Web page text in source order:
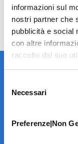
informazioni sul
nostri partner che
pubblicità e social
con altre
raccolto dal suo
delNecessari
Preferenze|Non
LA STRUTTURA